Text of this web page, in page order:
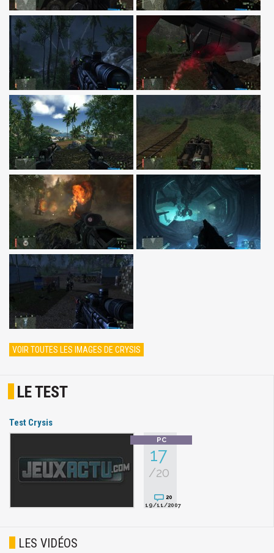
VOIR TOUTES LES IMAGES DE CRYSIS
LE TEST
Test Crysis
17
/20
20
19/11/2007
LES VIDÉOS